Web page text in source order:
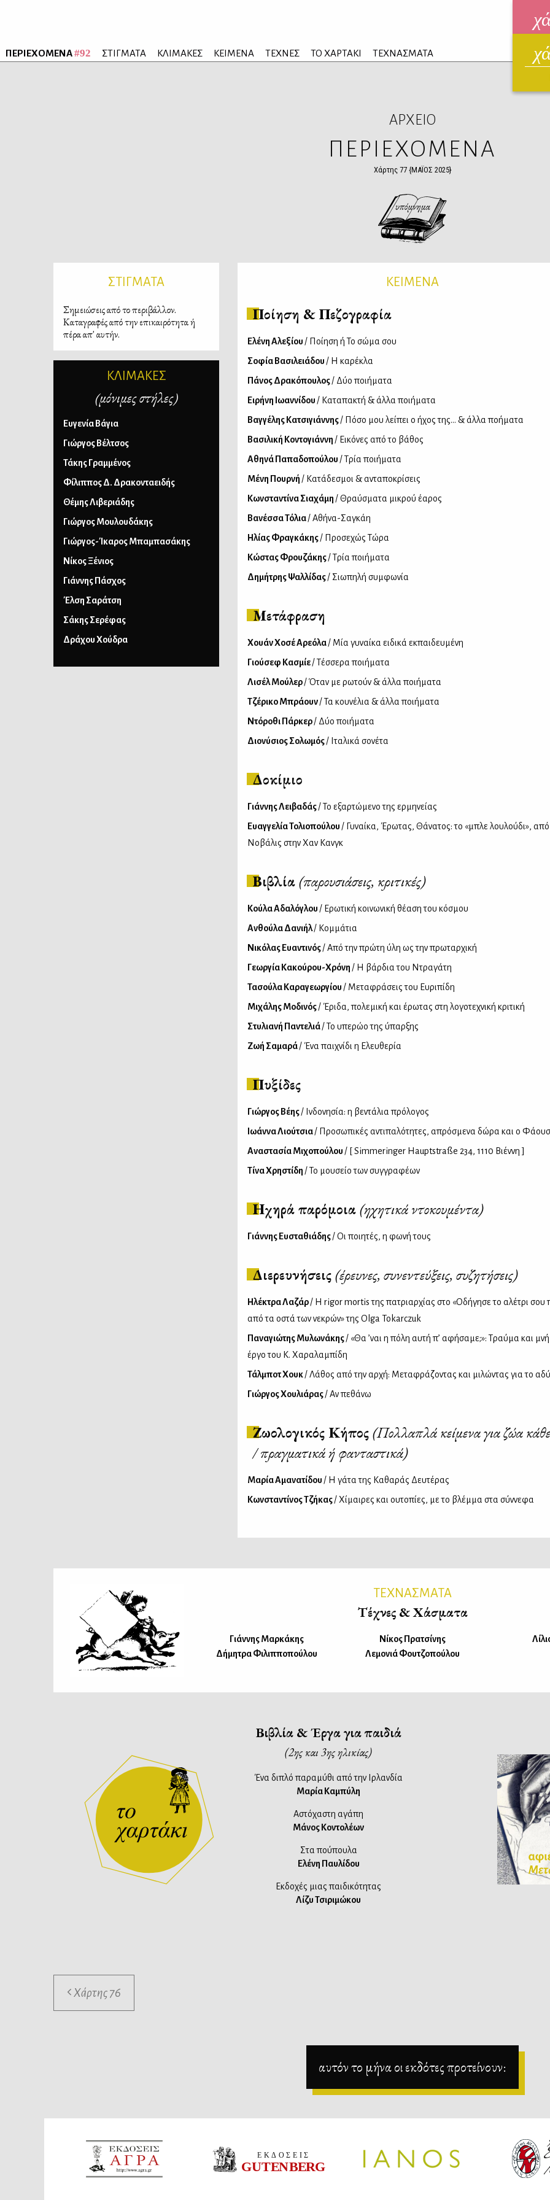
ΠΕΡΙΕΧΟΜΕΝΑ#92 ΣΤΙΓΜΑΤΑ ΚΛΙΜΑΚΕΣ ΚΕΙΜΕΝΑ ΤΕΧΝΕΣ ΤΟ ΧΑΡΤΑΚΙ ΤΕΧΝΑΣΜΑΤΑ
ΑΡΧΕΙΟ
ΠΕΡΙΕΧΟΜΕΝΑ
Χάρτης 77 {ΜΑΪΟΣ 2025}
ΣΤΙΓΜΑΤΑ
Σημειώσεις από το περιβάλλον.
Καταγραφές από την επικαιρότητα ή
πέρα απ' αυτήν.
ΚΛΙΜΑΚΕΣ
(μόνιμες στήλες)
Ευγενία Βάγια
Γιώργος Βέλτσος
Τάκης Γραμμένος
Φίλιππος Δ. Δρακονταειδής
Θέμης Λιβεριάδης
Γιώργος Μουλουδάκης
Γιώργος-Ίκαρος Μπαμπασάκης
Νίκος Ξένιος
Γιάννης Πάσχος
Έλση Σαράτση
Σάκης Σερέφας
Δράχου Χούδρα
ΚΕΙΜΕΝΑ
Ποίηση & Πεζογραφία
Ελένη Αλεξίου / Ποίηση ή Το σώμα σου
Σοφία Βασιλειάδου / Η καρέκλα
Πάνος Δρακόπουλος/ Δύο ποιήματα
Ειρήνη Ιωαννίδου / Καταπακτή & άλλα ποιήματα
Βαγγέλης Κατσιγιάννης/ Πόσο μου λείπει ο ήχος της... & άλλα ποήματα
Βασιλική Κοντογιάννη / Εικόνες από το βάθος
Αθηνά Παπαδοπούλου / Τρία ποιήματα
Μένη Πουρνή / Κατάδεσμοι & ανταποκρίσεις
Κωνσταντίνα Σιαχάμη / Θραύσματα μικρού έαρος
Βανέσσα Τόλια/ Αθήνα-Σαγκάη
Ηλίας Φραγκάκης/ Προσεχώς Τώρα
Κώστας Φρουζάκης/ Τρία ποιήματα
Δημήτρης Ψαλλίδας/ Σιωπηλή συμφωνία
Μετάφραση
Χουάν Χοσέ Αρεόλα/ Μία γυναίκα ειδικά εκπαιδευμένη
Γιούσεφ Κασμίε/ Τέσσερα ποιήματα
Λισέλ Μούλερ/ Όταν με ρωτούν & άλλα ποιήματα
Τζέρικο Μπράουν/ Τα κουνέλια & άλλα ποιήματα
Ντόροθι Πάρκερ/ Δύο ποιήματα
Διονύσιος Σολωμός/ Ιταλικά σονέτα
Δοκίμιο
Γιάννης Λειβαδάς/ Το εξαρτώμενο της ερμηνείας
Ευαγγελία Τολιοπούλου / Γυναίκα, Έρωτας, Θάνατος: το «μπλε λουλούδι», από
Νοβάλις στην Χαν Κανγκ
Βιβλία(παρουσιάσεις, κριτικές)
Κούλα Αδαλόγλου / Ερωτική κοινωνική θέαση του κόσμου
Ανθούλα Δανιήλ/ Κομμάτια
Νικόλας Ευαντινός/ Από την πρώτη ύλη ως την πρωταρχική
Γεωργία Κακούρου-Χρόνη / Η βάρδια του Ντραγάτη
Τασούλα Καραγεωργίου / Μεταφράσεις του Ευριπίδη
Μιχάλης Μοδινός/ Έριδα, πολεμική και έρωτας στη λογοτεχνική κριτική
Στυλιανή Παντελιά/ Το υπερώο της ύπαρξης
Ζωή Σαμαρά/ Ένα παιχνίδι η Ελευθερία
Πυξίδες
Γιώργος Βέης/ Ινδονησία: η βεντάλια πρόλογος
Ιωάννα Λιούτσια/ Προσωπικές αντιπαλότητες, απρόσμενα δώρα και ο
Αναστασία Μιχοπούλου / [ Simmeringer Hauptstraße 234, 1110 Βιέννη ]
Τίνα Χρηστίδη / Το μουσείο των συγγραφέων
Ηχηρά παρόμοια(ηχητικά ντοκουμέντα)
Γιάννης Ευσταθιάδης/ Οι ποιητές, η φωνή τους
Διερευνήσεις(έρευνες, συνεντεύξεις, συζητήσεις)
Ηλέκτρα Λαζάρ/ Η rigor mortis της πατριαρχίας στο «Οδήγησε το αλέτρι σου
από τα οστά των νεκρών» της Olga Tokarczuk
Παναγιώτης Μυλωνάκης/ «Θα ’ναι η πόλη αυτή π’ αφήσαμε;»: Τραύμα και
έργο του Κ. Χαραλαμπίδη
Τάλμποτ Χουκ/ Λάθος από την αρχή: Μεταφράζοντας και μιλώντας για το
Γιώργος Χουλιάρας/ Αν πεθάνω
Ζωολογικός Κήπος(Πολλαπλά κείμενα για ζώα κάθε
/ πραγματικά ή φανταστικά)
Μαρία Αμανατίδου / Η γάτα της Καθαράς Δευτέρας
Κωνσταντίνος Τζήκας/ Χίμαιρες και ουτοπίες, με το βλέμμα στα σύννεφα
ΤΕΧΝΑΣΜΑΤΑ
Τέχνες & Χάσματα
Γιάννης Μαρκάκης Νίκος Πρατσίνης
Δήμητρα Φιλιπποπούλου
Λεμονιά Φουτζοπούλου
Βιβλία & Έργα για παιδιά
(2ης και 3ης ηλικίας)
Ένα διπλό παραμύθι από την Ιρλανδία
Μαρία Καμπύλη
Αστόχαστη αγάπη
Μάνος Κοντολέων
Στα πούπουλα
Ελένη Παυλίδου
Εκδοχές μιας παιδικότητας
Λίζυ Τσιριμώκου
Χάρτης 76
αυτόν το μήνα οι εκδότες προτείνουν: